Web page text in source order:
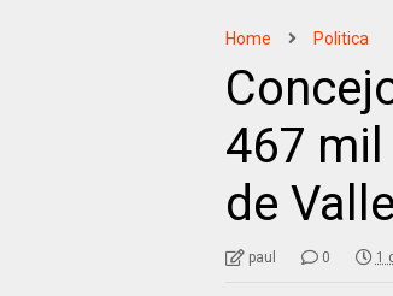
Home Politica
467
de
paul 0 1